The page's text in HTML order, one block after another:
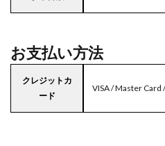
お支払い方法
クレジットカ
ード
VISA / Master Card